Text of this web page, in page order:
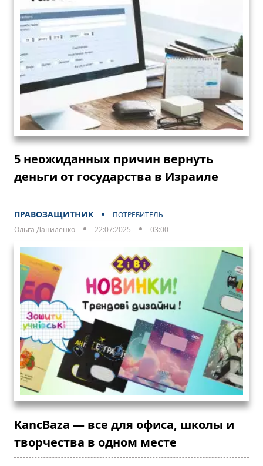
5 неожиданных причин вернуть
деньги от государства в Израиле
ПРАВОЗАЩИТНИК
ПОТРЕБИТЕЛЬ
Ольга Даниленко
22:07:2025 03:00
KancBaza — все для офиса, школы и
творчества в одном месте